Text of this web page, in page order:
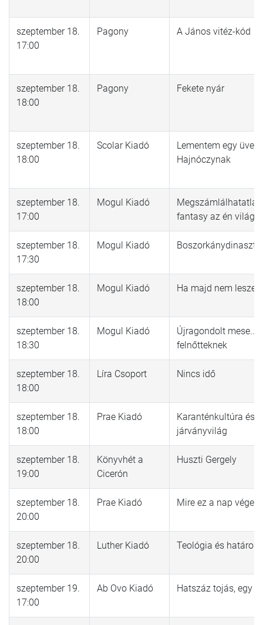
szeptember 18.
17:00
Pagony A János vitéz-kód
szeptember 18.
18:00
Pagony Fekete nyár
szeptember 18.
18:00
Scolar Kiadó
Lementem egy üveg
Hajnóczynak
szeptember 18.
17:00
Mogul Kiadó
fantasy az én
szeptember 18.
17:30
Mogul Kiadó Boszorkánydinasztia
szeptember 18.
18:00
Mogul Kiadó Ha majd nem
szeptember 18.
18:30
Mogul Kiadó
Újragondolt mese...
felnőtteknek
szeptember 18.
18:00
Líra Csoport Nincs idő
szeptember 18.
18:00
Prae Kiadó
Karanténkultúra és
járványvilág
szeptember 18.
19:00
Könyvhét a
Cicerón
Huszti Gergely
szeptember 18.
20:00
Prae Kiadó Mire ez a nap véget
szeptember 18.
20:00
Luther Kiadó Teológia és határok
szeptember 19.
17:00
Ab Ovo Kiadó Hatszáz tojás, egy